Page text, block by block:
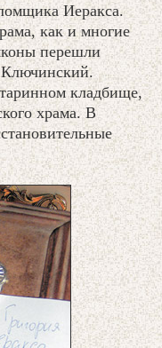
Иеракса.
как и многие
перешли
Ключинский.
кладбище,
храма. В